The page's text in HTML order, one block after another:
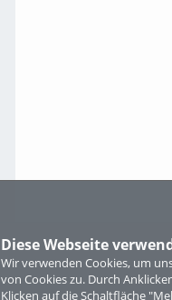
Diese Webseite
Wir verwenden Cookies, um
von Cookies zu. Durch
Klicken auf die Schaltfläche